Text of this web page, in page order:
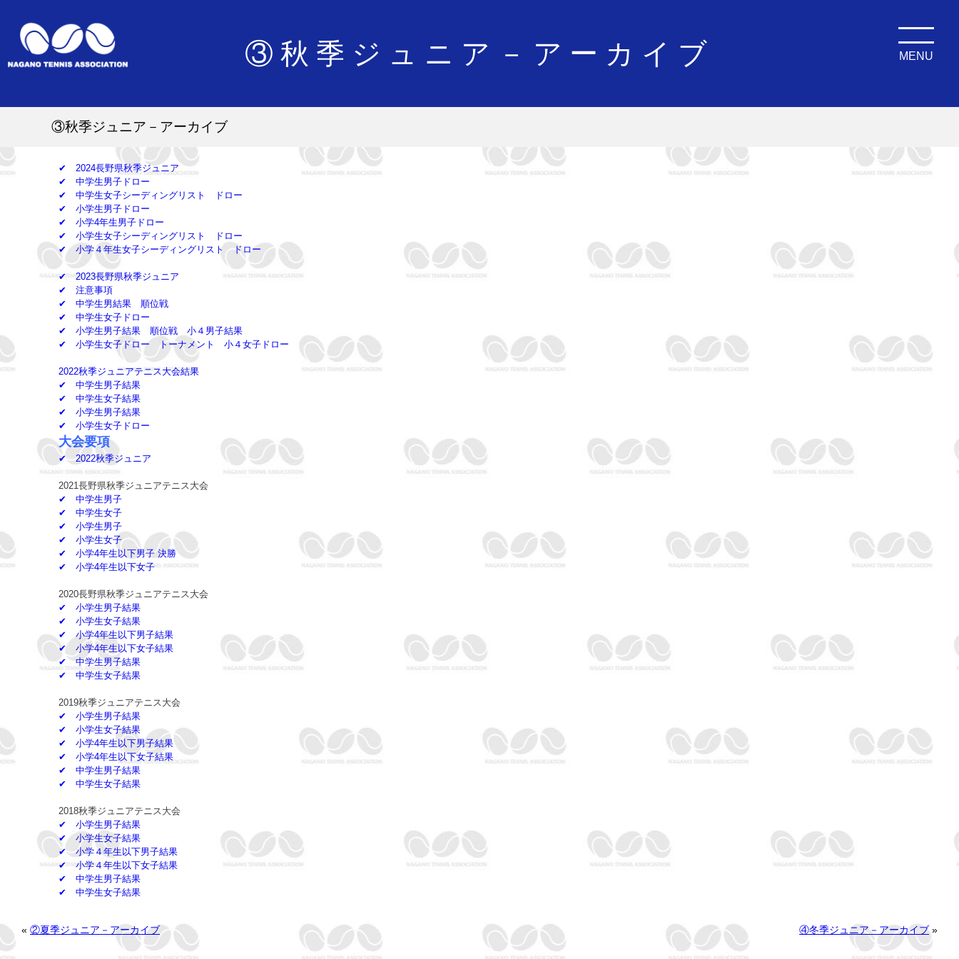
③秋季ジュニア－アーカイブ MENU
③秋季ジュニア－アーカイブ
✔ 2024長野県秋季ジュニア
✔ 中学生男子ドロー
✔ 中学生女子シーディングリスト
ドロー
✔ 小学生男子ドロー
✔ 小学4年生男子ドロー
✔ 小学生女子シーディングリスト
ドロー
✔ 小学４年生女子シーディングリスト
ドロー
✔ 2023長野県秋季ジュニア
✔ 注意事項
✔ 中学生男結果
順位戦
✔ 中学生女子ドロー
✔ 小学生男子結果
順位戦
小４男子結果
✔ 小学生女子ドロー
トーナメント 小４女子ドロー
2022秋季ジュニアテニス大会結果
✔ 中学生男子結果
✔ 中学生女子結果
✔ 小学生男子結果
✔ 小学生女子ドロー
大会要項
✔ 2022秋季ジュニア
2021長野県秋季ジュニアテニス大会
✔ 中学生男子
✔ 中学生女子
✔ 小学生男子
✔ 小学生女子
✔ 小学4年生以下男子 決勝
✔ 小学4年生以下女子
2020長野県秋季ジュニアテニス大会
✔ 小学生男子結果
✔ 小学生女子結果
✔ 小学4年生以下男子結果
✔ 小学4年生以下女子結果
✔ 中学生男子結果
✔ 中学生女子結果
2019秋季ジュニアテニス大会
✔ 小学生男子結果
✔ 小学生女子結果
✔ 小学4年生以下男子結果
✔ 小学4年生以下女子結果
✔ 中学生男子結果
✔ 中学生女子結果
2018秋季ジュニアテニス大会
✔ 小学生男子結果
✔ 小学生女子結果
✔ 小学４年生以下男子結果
✔ 小学４年生以下女子結果
✔ 中学生男子結果
✔ 中学生女子結果
« ②夏季ジュニア－アーカイブ ④冬季ジュニア－アーカイブ »